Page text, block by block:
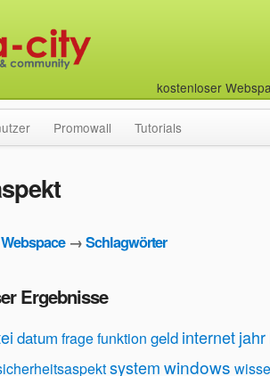
kostenloser
Promowall Tutorials
→Schlagwörter
Ergebnisse
datum fragefunktion geld internetjahr
systemwindows